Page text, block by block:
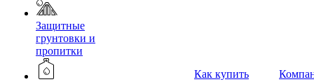
Защитные
грунтовки и
пропитки
Как купить